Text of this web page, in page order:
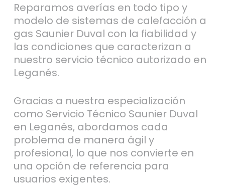
Reparamos averías en todo tipo y
modelo de sistemas de calefacción a
gas Saunier Duval con la fiabilidad y
las condiciones que caracterizan a
nuestro servicio técnico autorizado en
Leganés.
Gracias a nuestra especialización
como Servicio Técnico Saunier Duval
en Leganés, abordamos cada
problema de manera ágil y
profesional, lo que nos convierte en
una opción de referencia para
usuarios exigentes.